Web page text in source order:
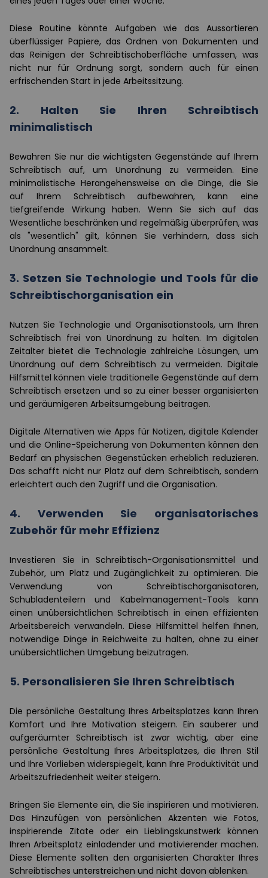
Diese Routine könnte Aufgaben wie das Aussortieren
überflüssiger Papiere, das Ordnen von Dokumenten und
das Reinigen der Schreibtischoberfläche umfassen, was
nicht nur für Ordnung sorgt, sondern auch für einen
erfrischenden Start in jede Arbeitssitzung.
2. Halten Sie Ihren Schreibtisch
minimalistisch
Bewahren Sie nur die wichtigsten Gegenstände auf Ihrem
Schreibtisch auf, um Unordnung zu vermeiden. Eine
minimalistische Herangehensweise an die Dinge, die Sie
auf Ihrem Schreibtisch aufbewahren, kann eine
tiefgreifende Wirkung haben. Wenn Sie sich auf das
Wesentliche beschränken und regelmäßig überprüfen, was
als "wesentlich" gilt, können Sie verhindern, dass sich
Unordnung ansammelt.
3. Setzen Sie Technologie und Tools für die
Schreibtischorganisation ein
Nutzen Sie Technologie und Organisationstools, um Ihren
Schreibtisch frei von Unordnung zu halten. Im digitalen
Zeitalter bietet die Technologie zahlreiche Lösungen, um
Unordnung auf dem Schreibtisch zu vermeiden. Digitale
Hilfsmittel können viele traditionelle Gegenstände auf dem
Schreibtisch ersetzen und so zu einer besser organisierten
und geräumigeren Arbeitsumgebung beitragen.
Digitale Alternativen wie Apps für Notizen, digitale Kalender
und die Online-Speicherung von Dokumenten können den
Bedarf an physischen Gegenstücken erheblich reduzieren.
Das schafft nicht nur Platz auf dem Schreibtisch, sondern
erleichtert auch den Zugriff und die Organisation.
4. Verwenden Sie organisatorisches
Zubehör für mehr Effizienz
Investieren Sie in Schreibtisch-Organisationsmittel und
Zubehör, um Platz und Zugänglichkeit zu optimieren. Die
Verwendung von Schreibtischorganisatoren,
Schubladenteilern und Kabelmanagement-Tools kann
einen unübersichtlichen Schreibtisch in einen effizienten
Arbeitsbereich verwandeln. Diese Hilfsmittel helfen Ihnen,
notwendige Dinge in Reichweite zu halten, ohne zu einer
unübersichtlichen Umgebung beizutragen.
5. Personalisieren Sie Ihren Schreibtisch
Die persönliche Gestaltung Ihres Arbeitsplatzes kann Ihren
Komfort und Ihre Motivation steigern. Ein sauberer und
aufgeräumter Schreibtisch ist zwar wichtig, aber eine
persönliche Gestaltung Ihres Arbeitsplatzes, die Ihren Stil
und Ihre Vorlieben widerspiegelt, kann Ihre Produktivität und
Arbeitszufriedenheit weiter steigern.
Bringen Sie Elemente ein, die Sie inspirieren und motivieren.
Das Hinzufügen von persönlichen Akzenten wie Fotos,
inspirierende Zitate oder ein Lieblingskunstwerk können
Ihren Arbeitsplatz einladender und motivierender machen.
Diese Elemente sollten den organisierten Charakter Ihres
Schreibtisches unterstreichen und nicht davon ablenken.